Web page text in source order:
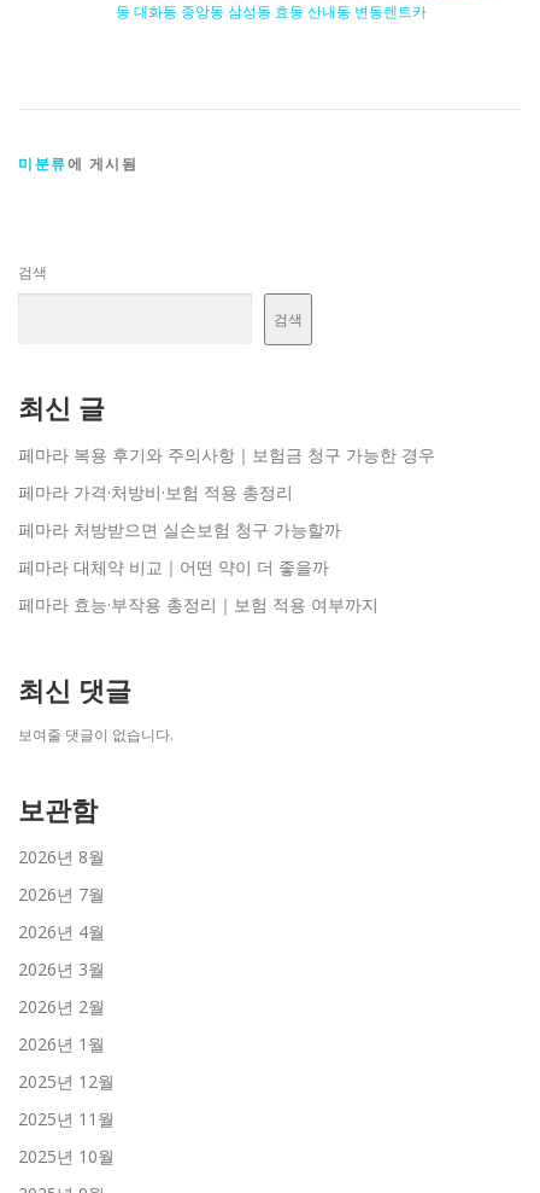
동 대화동 중앙동 삼성동 효동 산내동 변동렌트카
미분류에 게시됨
검색
검색
최신 글
페마라 복용 후기와 주의사항｜보험금 청구 가능한 경우
페마라 가격·처방비·보험 적용 총정리
페마라 처방받으면 실손보험 청구 가능할까
페마라 대체약 비교｜어떤 약이 더 좋을까
페마라 효능·부작용 총정리｜보험 적용 여부까지
최신 댓글
보여줄 댓글이 없습니다.
보관함
2026년 8월
2026년 7월
2026년 4월
2026년 3월
2026년 2월
2026년 1월
2025년 12월
2025년 11월
2025년 10월